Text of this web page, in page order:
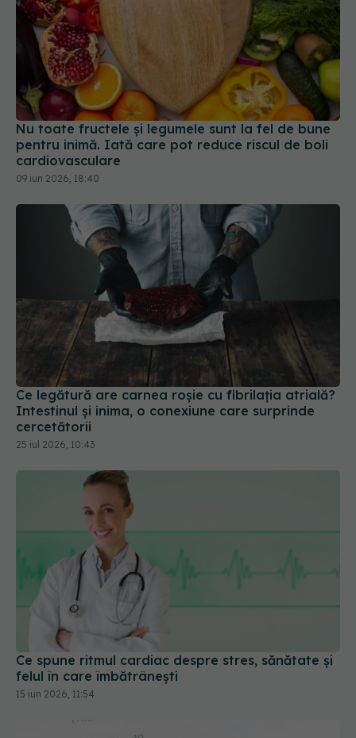
Nu toate fructele și legumele sunt la fel de bune
pentru inimă. Iată care pot reduce riscul de boli
cardiovasculare
09 iun 2026, 18:40
Ce legătură are carnea roșie cu fibrilația atrială?
Intestinul și inima, o conexiune care surprinde
cercetătorii
25 iul 2026, 10:43
Ce spune ritmul cardiac despre stres, sănătate și
felul în care îmbătrânești
15 iun 2026, 11:54